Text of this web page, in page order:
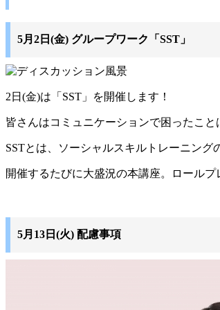
5月2日(金) グループワーク「SST」
2日(金)は「SST」を開催します！
皆さんはコミュニケーションで困ったこと
SSTとは、ソーシャルスキルトレーニン
開催するたびに大盛況の本講座。ロール
5月13日(火) 配慮事項